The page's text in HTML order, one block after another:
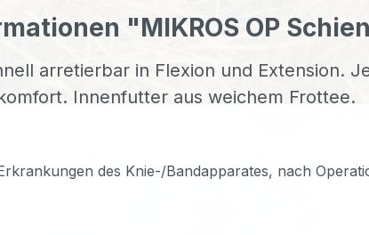
"MIKROS OP
arretierbar in Flexion und Extension.
Innenfutter aus weichem Frottee.
des Knie-/Bandapparates, nach